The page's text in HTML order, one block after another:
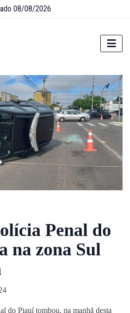
08/08/2026
Penal do
na zona Sul
do Piauí tombou, na manhã desta